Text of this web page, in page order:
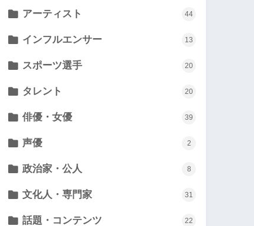
アーティスト 44
インフルエンサー 13
スポーツ選手 20
タレント 20
俳優・女優 39
声優 2
政治家・公人 8
文化人・専門家 31
話題・コンテンツ 22